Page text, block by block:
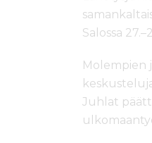
Salossa
Molempien
Juhlat